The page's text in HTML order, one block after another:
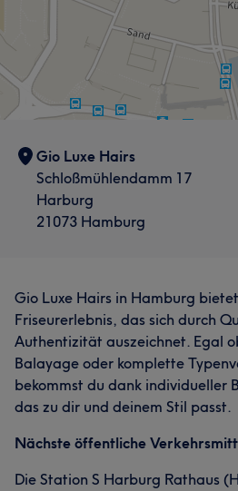
Gio Luxe Hairs
Schloßmühlendamm 17
Harburg
21073 Hamburg
Gio Luxe Hairs in Hamburg
Friseurerlebnis, das sich durch
Authentizität auszeichnet. Egal
Balayage oder komplette
bekommst du dank individueller
das zu dir und deinem Stil passt.
Nächste öffentliche
Die Station S Harburg Rathaus